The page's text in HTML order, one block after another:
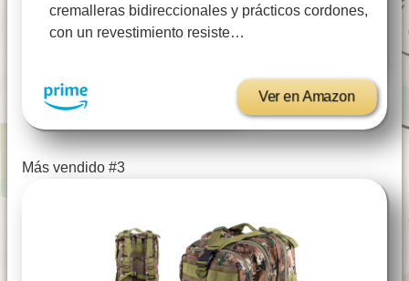
cremalleras bidireccionales y prácticos cordones,
con un revestimiento resiste…
Ver en Amazon
Más vendido #3